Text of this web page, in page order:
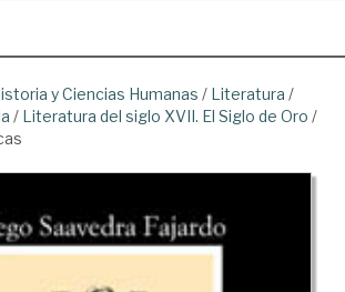
y Ciencias Humanas / Literatura /
/ Literatura del siglo XVII. El Siglo de Oro /